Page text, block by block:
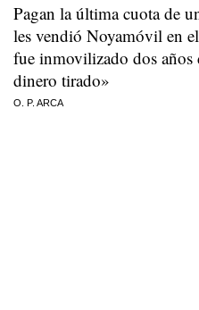
Pagan la última cuota de
les vendió Noyamóvil en
fue inmovilizado dos años
dinero tirado»
O. P. ARCA